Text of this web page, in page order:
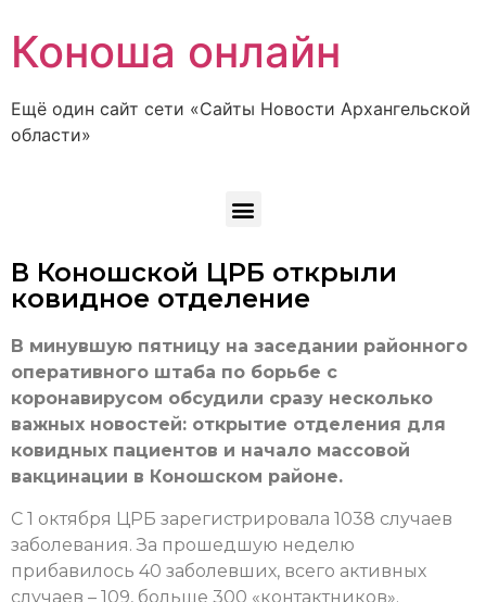
Коноша онлайн
Ещё один сайт сети «Сайты Новости Архангельской
области»
В Коношской ЦРБ открыли
ковидное отделение
В минувшую пятницу на заседании районного
оперативного штаба по борьбе с
коронавирусом обсудили сразу несколько
важных новостей: открытие отделения для
ковидных пациентов и начало массовой
вакцинации в Коношском районе.
С 1 октября ЦРБ зарегистрировала 1038 случаев
заболевания. За прошедшую неделю
прибавилось 40 заболевших, всего активных
случаев – 109, больше 300 «контактников».